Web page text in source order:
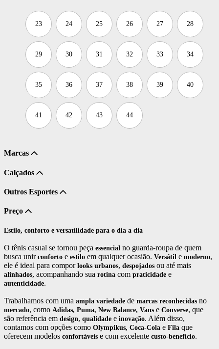
23 24 25 26 27 28
29 30 31 32 33 34
35 36 37 38 39 40
41 42 43 44
Marcas
Calçados
Outros Esportes
Preço
Estilo, conforto e versatilidade para o dia a dia
O tênis casual se tornou peça essencial no guarda-roupa de quem
busca unir conforto e estilo em qualquer ocasião. Versátil e moderno,
ele é ideal para compor looks urbanos, despojados ou até mais
alinhados, acompanhando sua rotina com praticidade e
autenticidade.
Trabalhamos com uma ampla variedade de marcas reconhecidas no
mercado, como Adidas, Puma, New Balance, Vans e Converse, que
são referência em design, qualidade e inovação. Além disso,
contamos com opções como Olympikus, Coca-Cola e Fila que
oferecem modelos confortáveis e com excelente custo-benefício.